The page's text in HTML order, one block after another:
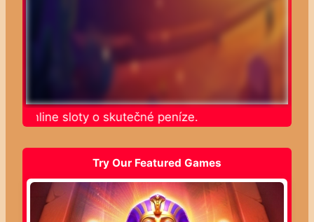
online sloty o skutečné peníze.
Try Our Featured Games